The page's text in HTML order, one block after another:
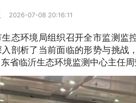
2026-07-08 20:16:11
态环境局组织召开全市监测监
剖析了当前面临的形势与挑战
省临沂生态环境监测中心主任